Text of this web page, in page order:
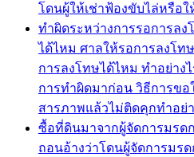
โดนผู้ให้เช่าฟ้องขับไล่หรือใ
ทำผิดระหว่างการรอการล
ได้ไหม ศาลให้รอการลงโท
การลงโทษได้ไหม ทำอย่าง
การทำผิดมาก่อน วิธีการขอ
สารภาพแล้วไม่ติดคุกทำอย่า
ซื้อที่ดินมาจากผู้จัดการมรด
ถอนอ้างว่าโดนผู้จัดการมร